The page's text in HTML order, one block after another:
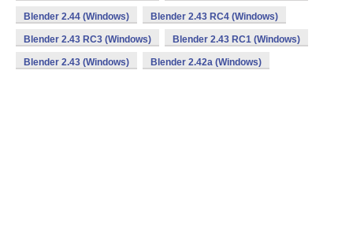
Blender 2.44 (Windows) Blender 2.43 RC4 (Windows)
Blender 2.43 RC3 (Windows) Blender 2.43 RC1 (Windows)
Blender 2.43 (Windows) Blender 2.42a (Windows)